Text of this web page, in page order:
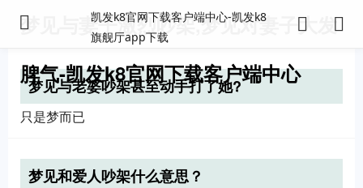
凯发k8官网下载客户端中心-凯发k8
旗舰厅app下载
梦见与妻子激烈吵架,梦见对妻子大发
脾气-凯发k8官网下载客户端中心
梦见与老婆吵架甚至动手打了她?
只是梦而已
梦见和爱人吵架什么意思？